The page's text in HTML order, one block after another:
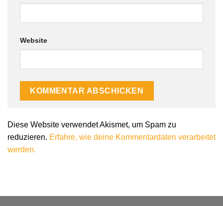
Website
Diese Website verwendet Akismet, um Spam zu
reduzieren. Erfahre, wie deine Kommentardaten verarbeitet
werden.